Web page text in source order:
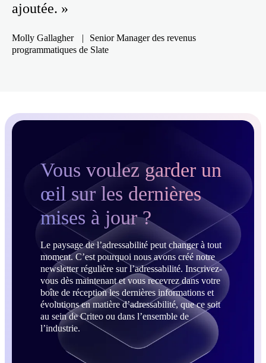
ajoutée. »
Molly Gallagher |
Senior Manager des revenus
programmatiques de Slate
Vous voulez garder un
œil sur les dernières
mises à jour ?
Le paysage de l’adressabilité peut changer à tout
moment. C’est pourquoi nous avons créé notre
newsletter régulière sur l’adressabilité. Inscrivez-
vous dès maintenant et vous recevrez dans votre
boîte de réception les dernières informations et
évolutions en matière d’adressabilité, que ce soit
au sein de Criteo ou dans l’ensemble de
l’industrie.